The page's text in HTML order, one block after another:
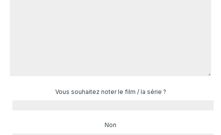
Vous souhaitez noter le film / la série ?
Non